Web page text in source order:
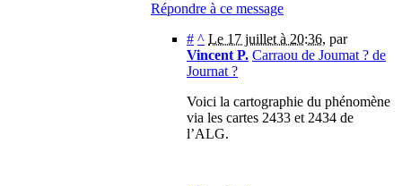
Répondre à ce message
# ^ Le 17 juillet à 20:36, par
Vincent P. Carraou de Joumat ? de
Journat ?
Voici la cartographie du phénomène
via les cartes 2433 et 2434 de
l’ALG.